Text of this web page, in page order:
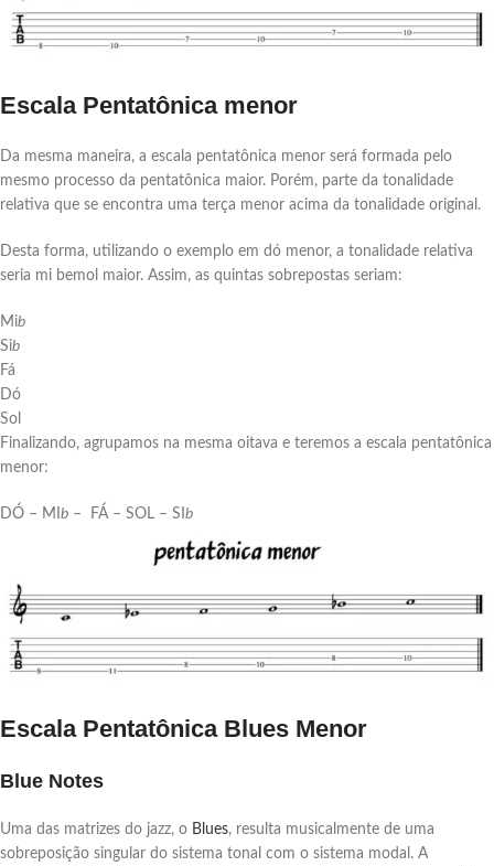
Escala Pentatônica menor
Da mesma maneira, a escala pentatônica menor será formada pelo
mesmo processo da pentatônica maior. Porém, parte da tonalidade
relativa que se encontra uma terça menor acima da tonalidade original.
Desta forma, utilizando o exemplo em dó menor, a tonalidade relativa
seria mi bemol maior. Assim, as quintas sobrepostas seriam:
Mib
Sib
Fá
Dó
Sol
Finalizando, agrupamos na mesma oitava e teremos a escala pentatônica
menor:
DÓ – MI b – FÁ – SOL – SI b
Escala Pentatônica Blues Menor
Blue Notes
Uma das matrizes do jazz, o Blues, resulta musicalmente de uma
sobreposição singular do sistema tonal com o sistema modal. A